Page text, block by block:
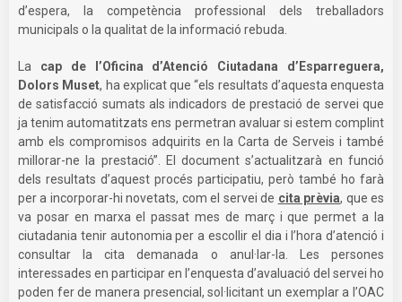
d’espera, la competència professional dels treballadors
municipals o la qualitat de la informació rebuda.
La cap de l’Oficina d’Atenció Ciutadana d’Esparreguera,
Dolors Muset, ha explicat que “els resultats d’aquesta enquesta
de satisfacció sumats als indicadors de prestació de servei que
ja tenim automatitzats ens permetran avaluar si estem complint
amb els compromisos adquirits en la Carta de Serveis i també
millorar-ne la prestació”. El document s’actualitzarà en funció
dels resultats d’aquest procés participatiu, però també ho farà
per a incorporar-hi novetats, com el servei de cita prèvia, que es
va posar en marxa el passat mes de març i que permet a la
ciutadania tenir autonomia per a escollir el dia i l’hora d’atenció i
consultar la cita demanada o anul·lar-la. Les persones
interessades en participar en l’enquesta d’avaluació del servei ho
poden fer de manera presencial, sol·licitant un exemplar a l’OAC